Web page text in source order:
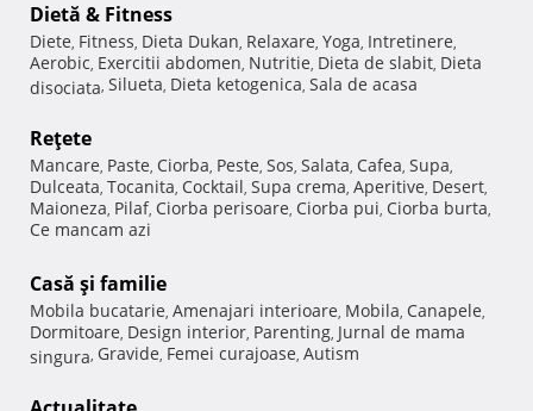
Dietă & Fitness
Diete, Fitness, Dieta Dukan, Relaxare, Yoga, Intretinere,
Aerobic, Exercitii abdomen, Nutritie, Dieta de slabit, Dieta
disociata, Silueta, Dieta ketogenica, Sala de acasa
Reţete
Mancare, Paste, Ciorba, Peste, Sos, Salata, Cafea, Supa,
Dulceata, Tocanita, Cocktail, Supa crema, Aperitive, Desert,
Maioneza, Pilaf, Ciorba perisoare, Ciorba pui, Ciorba burta,
Ce mancam azi
Casă şi familie
Mobila bucatarie, Amenajari interioare, Mobila, Canapele,
Dormitoare, Design interior, Parenting, Jurnal de mama
singura, Gravide, Femei curajoase, Autism